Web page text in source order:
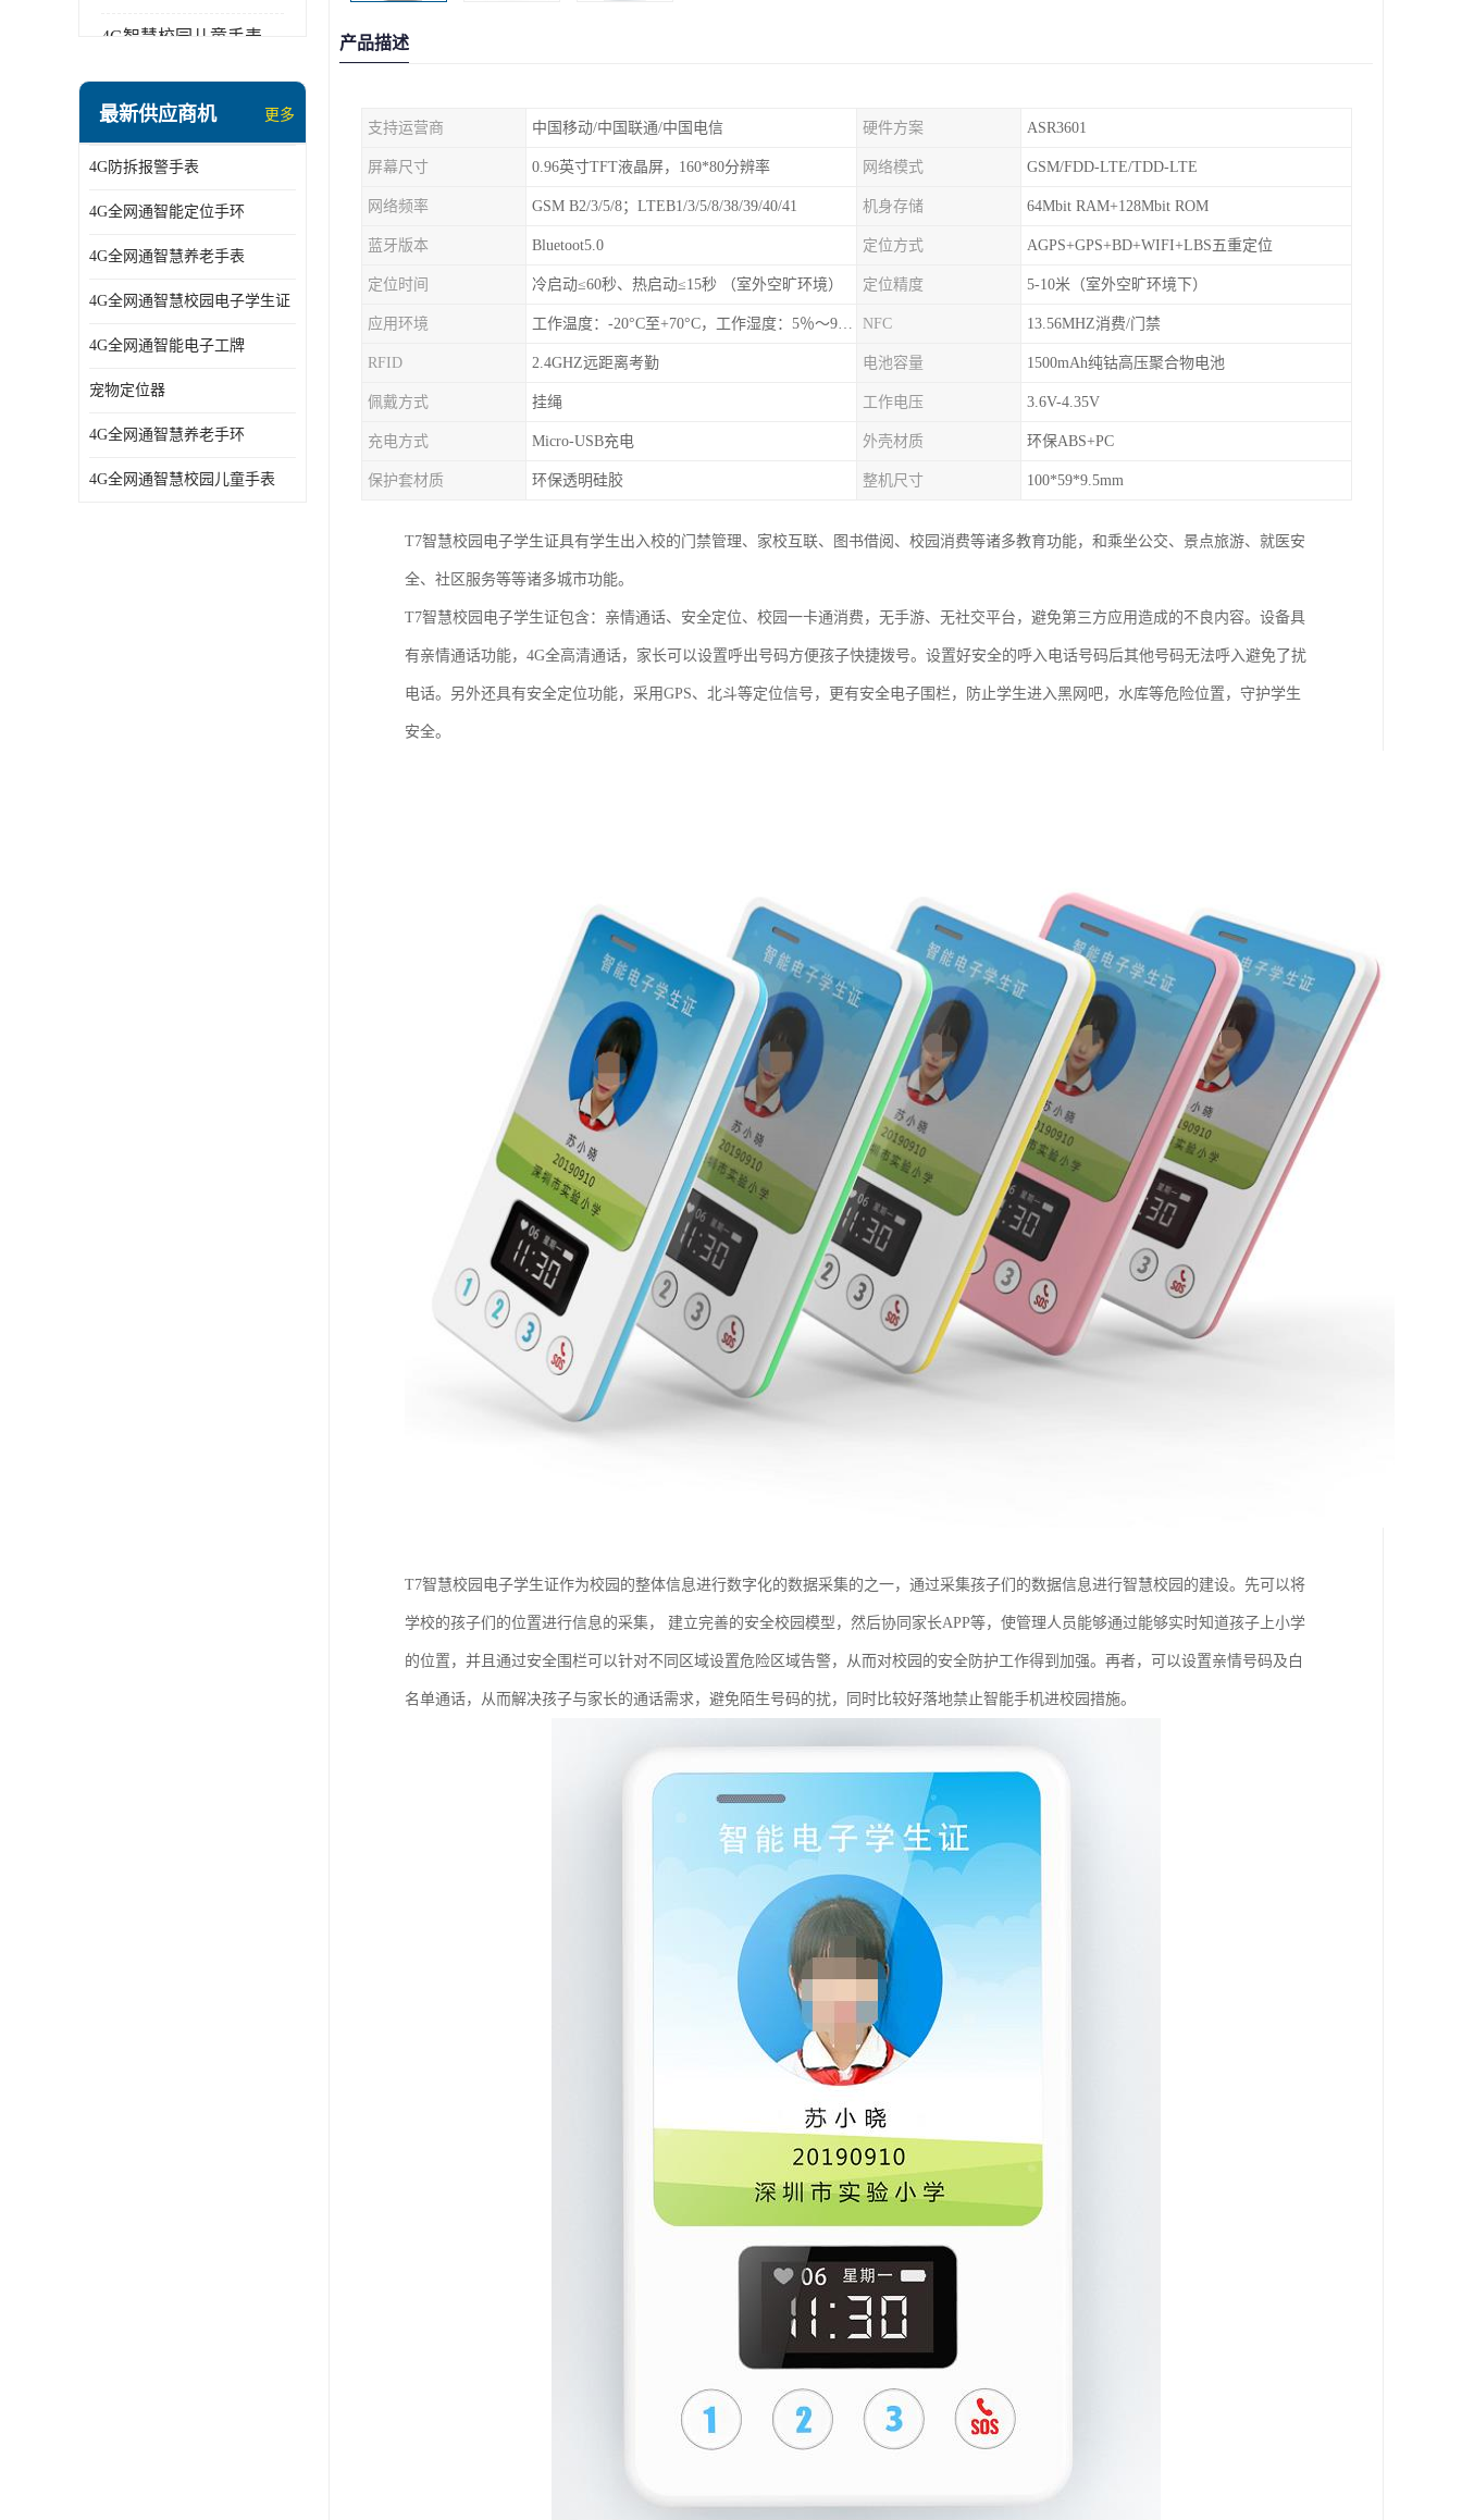
4G智慧校园儿童手表
指静脉识别智能锁
2G/BT4.0智能睡眠带
2G/4G智慧养老手环
最新供应商机 更多
4G防拆报警手表
4G全网通智能定位手环
4G全网通智慧养老手表
4G全网通智慧校园电子学生证
4G全网通智能电子工牌
宠物定位器
4G全网通智慧养老手环
4G全网通智慧校园儿童手表
产品描述
支持运营商 中国移动/中国联通/中国电信 硬件方案 ASR3601
屏幕尺寸 0.96英寸TFT液晶屏，160*80分辨率 网络模式 GSM/FDD-LTE/TDD-LTE
网络频率 GSM B2/3/5/8；LTEB1/3/5/8/38/39/40/41 机身存储 64Mbit RAM+128Mbit ROM
蓝牙版本 Bluetoot5.0 定位方式 AGPS+GPS+BD+WIFI+LBS五重定位
定位时间 冷启动≤60秒、热启动≤15秒 （室外空旷环境） 定位精度 5-10米（室外空旷环境下）
应用环境 工作温度：-20°C至+70°C，工作湿度：5％〜95％RH NFC 13.56MHZ消费/门禁
RFID 2.4GHZ远距离考勤 电池容量 1500mAh纯钴高压聚合物电池
佩戴方式 挂绳 工作电压 3.6V-4.35V
充电方式 Micro-USB充电 外壳材质 环保ABS+PC
保护套材质 环保透明硅胶 整机尺寸 100*59*9.5mm
T7智慧校园电子学生证具有学生出入校的门禁管理、家校互联、图书借阅、校园消费等诸多教育功能，和乘坐公交、景点旅游、就医安
全、社区服务等等诸多城市功能。
T7智慧校园电子学生证包含：亲情通话、安全定位、校园一卡通消费，无手游、无社交平台，避免第三方应用造成的不良内容。设备具
有亲情通话功能，4G全高清通话，家长可以设置呼出号码方便孩子快捷拨号。设置好安全的呼入电话号码后其他号码无法呼入避免了扰
电话。另外还具有安全定位功能，采用GPS、北斗等定位信号，更有安全电子围栏，防止学生进入黑网吧，水库等危险位置，守护学生
安全。
T7智慧校园电子学生证作为校园的整体信息进行数字化的数据采集的之一，通过采集孩子们的数据信息进行智慧校园的建设。先可以将
学校的孩子们的位置进行信息的采集， 建立完善的安全校园模型，然后协同家长APP等，使管理人员能够通过能够实时知道孩子上小学
的位置，并且通过安全围栏可以针对不同区域设置危险区域告警，从而对校园的安全防护工作得到加强。再者，可以设置亲情号码及白
名单通话，从而解决孩子与家长的通话需求，避免陌生号码的扰，同时比较好落地禁止智能手机进校园措施。